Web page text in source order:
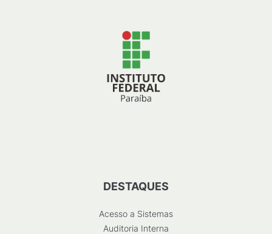
DESTAQUES
Acesso a Sistemas
Auditoria Interna